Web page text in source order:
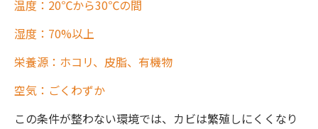
温度：20℃から30℃の間
湿度：70%以上
栄養源：ホコリ、皮脂、有機物
空気：ごくわずか
この条件が整わない環境では、カビは繁殖しにくくなり